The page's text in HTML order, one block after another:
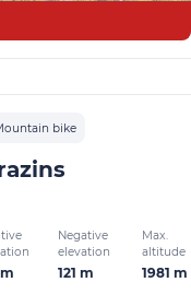
bike
Negative
elevation
121 m
Max.
altitude
1981 m